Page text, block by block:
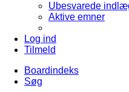
Ubesvarede
Aktive emner
Log ind
Tilmeld
Boardindeks
Søg